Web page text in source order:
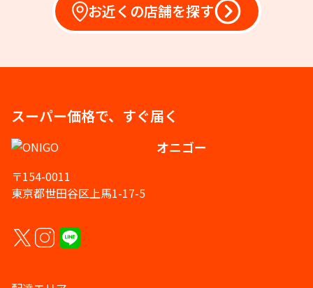
お近くの店舗を探す
スーパー価格で、すぐ届く
オニゴー
〒154-0011
東京都世田谷区上馬1-17-5